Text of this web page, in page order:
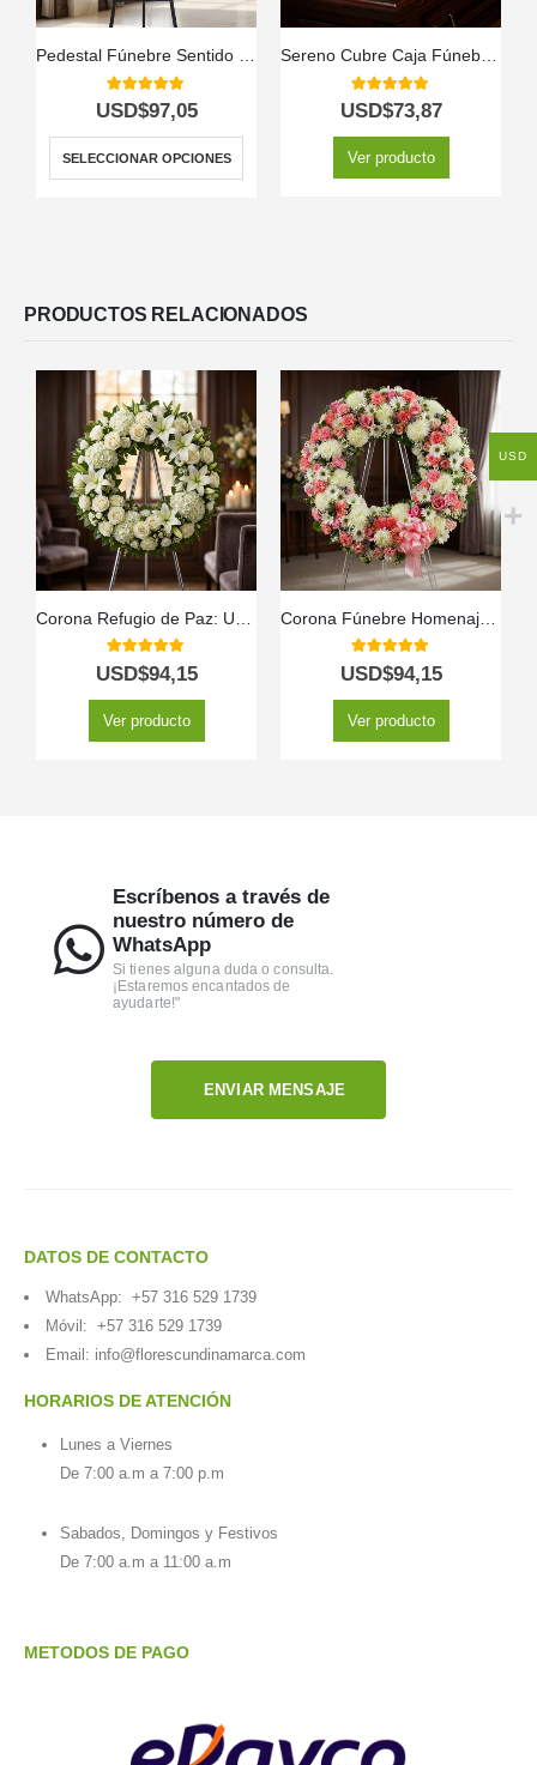
Pedestal Fúnebre Sentido Pésame
5.00out of 5
USD$97,05
SELECCIONAR OPCIONES
Sereno Cubre Caja Fúnebre «Jardín de Ines» 🕊️
5.00out of 5
USD$73,87
Ver producto
PRODUCTOS RELACIONADOS
5.00 out of 5
USD$94,15
Ver producto
5.00 out of 5
USD$94,15
Ver producto
Escríbenos a través de
nuestro número de
WhatsApp
Si tienes alguna duda o consulta.
¡Estaremos encantados de
ayudarte!"
ENVIAR MENSAJE
DATOS DE CONTACTO
WhatsApp: +57 316 529 1739
Móvil: +57 316 529 1739
Email: info@florescundinamarca.com
HORARIOS DE ATENCIÓN
Lunes a Viernes
De 7:00 a.m a 7:00 p.m
Sabados, Domingos y Festivos
De 7:00 a.m a 11:00 a.m
METODOS DE PAGO
USD